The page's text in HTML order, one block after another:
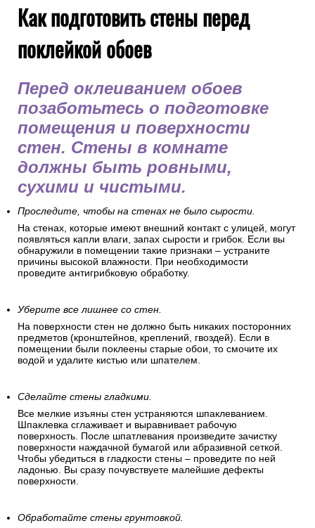
Как подготовить стены перед
поклейкой обоев
Перед оклеиванием обоев
позаботьтесь о подготовке
помещения и поверхности
стен. Стены в комнате
должны быть ровными,
сухими и чистыми.
Проследите, чтобы на стенах не было сырости.
На стенах, которые имеют внешний контакт с улицей, могут
появляться капли влаги, запах сырости и грибок. Если вы
обнаружили в помещении такие признаки – устраните
причины высокой влажности. При необходимости
проведите антигрибковую обработку.
Уберите все лишнее со стен.
На поверхности стен не должно быть никаких посторонних
предметов (кронштейнов, креплений, гвоздей). Если в
помещении были поклеены старые обои, то смочите их
водой и удалите кистью или шпателем.
Сделайте стены гладкими.
Все мелкие изъяны стен устраняются шпаклеванием.
Шпаклевка сглаживает и выравнивает рабочую
поверхность. После шпатлевания произведите зачистку
поверхности наждачной бумагой или абразивной сеткой.
Чтобы убедиться в гладкости стены – проведите по ней
ладонью. Вы сразу почувствуете малейшие дефекты
поверхности.
Обработайте стены грунтовкой.